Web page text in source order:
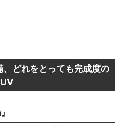
、どれをとっても完成度の